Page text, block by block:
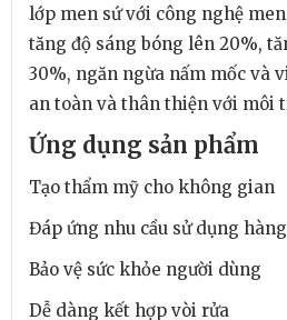
lớp men sứ với công nghệ
tăng độ sáng bóng lên 20%,
30%, ngăn ngừa nấm mốc và
an toàn và thân thiện với môi
Ứng dụng sản phẩm
Tạo thẩm mỹ cho không gian
Đáp ứng nhu cầu sử dụng
Bảo vệ sức khỏe người dùng
Dễ dàng kết hợp vòi rửa